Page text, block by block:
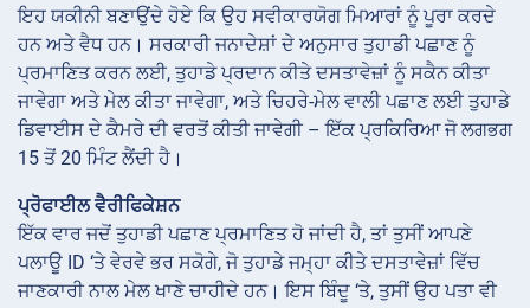
ਇਹ ਯਕੀਨੀ ਬਣਾਉਂਦੇ ਹੋਏ ਕਿ ਉਹ ਸਵੀਕਾਰਯੋਗ ਮਿਆਰਾਂ ਨੂੰ ਪੂਰਾ ਕਰਦੇ
ਹਨ ਅਤੇ ਵੈਧ ਹਨ। ਸਰਕਾਰੀ ਜਨਾਦੇਸ਼ਾਂ ਦੇ ਅਨੁਸਾਰ ਤੁਹਾਡੀ ਪਛਾਣ ਨੂੰ
ਪ੍ਰਮਾਣਿਤ ਕਰਨ ਲਈ, ਤੁਹਾਡੇ ਪ੍ਰਦਾਨ ਕੀਤੇ ਦਸਤਾਵੇਜ਼ਾਂ ਨੂੰ ਸਕੈਨ ਕੀਤਾ
ਜਾਵੇਗਾ ਅਤੇ ਮੇਲ ਕੀਤਾ ਜਾਵੇਗਾ, ਅਤੇ ਚਿਹਰੇ-ਮੇਲ ਵਾਲੀ ਪਛਾਣ ਲਈ ਤੁਹਾਡੇ
ਡਿਵਾਈਸ ਦੇ ਕੈਮਰੇ ਦੀ ਵਰਤੋਂ ਕੀਤੀ ਜਾਵੇਗੀ – ਇੱਕ ਪ੍ਰਕਿਰਿਆ ਜੋ ਲਗਭਗ
15 ਤੋਂ 20 ਮਿੰਟ ਲੈਂਦੀ ਹੈ।
ਪ੍ਰੋਫਾਈਲ ਵੈਰੀਫਿਕੇਸ਼ਨ
ਇੱਕ ਵਾਰ ਜਦੋਂ ਤੁਹਾਡੀ ਪਛਾਣ ਪ੍ਰਮਾਣਿਤ ਹੋ ਜਾਂਦੀ ਹੈ, ਤਾਂ ਤੁਸੀਂ ਆਪਣੇ
ਪਲਾਊ ID ‘ਤੇ ਵੇਰਵੇ ਭਰ ਸਕੋਗੇ, ਜੋ ਤੁਹਾਡੇ ਜਮ੍ਹਾ ਕੀਤੇ ਦਸਤਾਵੇਜ਼ਾਂ ਵਿੱਚ
ਜਾਣਕਾਰੀ ਨਾਲ ਮੇਲ ਖਾਣੇ ਚਾਹੀਦੇ ਹਨ। ਇਸ ਬਿੰਦੂ ‘ਤੇ, ਤੁਸੀਂ ਉਹ ਪਤਾ ਵੀ